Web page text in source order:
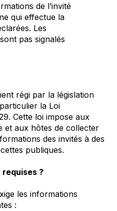
de l’invité
qui effectue la
Les
pas signalés
régi par la législation
la Loi
Cette loi impose aux
et aux hôtes de collecter
des invités à des
publiques.
requises ?
les informations
: